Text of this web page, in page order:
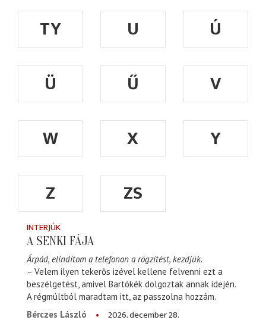
TY
U
Ú
Ü
Ű
V
W
X
Y
Z
ZS
INTERJÚK
A SENKI FÁJA
Árpád, elindítom a telefonon a rögzítést, kezdjük.
– Velem ilyen tekerős izével kellene felvenni ezt a
beszélgetést, amivel Bartókék dolgoztak annak idején.
A régmúltból maradtam itt, az passzolna hozzám.
Bérczes László
2026. december 28.